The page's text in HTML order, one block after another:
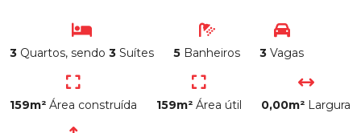
3 Quartos, sendo 3 Suítes 5 Banheiros 3 Vagas
159m² Área construída 159m² Área útil 0,00m² Largura